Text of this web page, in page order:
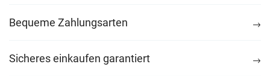
Bequeme Zahlungsarten
Sicheres einkaufen garantiert